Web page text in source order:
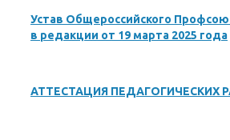
Устав Общероссийского
в редакции от 19 марта 2025 года
АТТЕСТАЦИЯ ПЕДАГОГИЧЕСКИХ